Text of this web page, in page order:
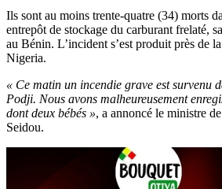
Message
Ils sont au moins trente-quatre (34) morts
entrepôt de stockage du carburant frelaté,
au Bénin. L’incident s’est produit près de
Nigeria.
« Ce matin un incendie grave est survenu
Podji. Nous avons malheureusement
dont deux bébés », a annoncé le ministre
Seidou.